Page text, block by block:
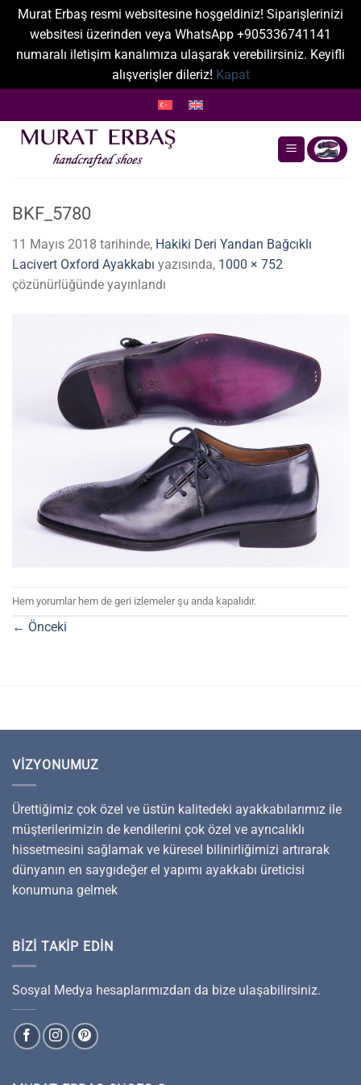
Murat Erbaş resmi websitesine hoşgeldiniz! Siparişlerinizi
websitesi üzerinden veya WhatsApp +905336741141
numaralı iletişim kanalımıza ulaşarak verebilirsiniz. Keyifli
alışverişler dileriz! Kapat
atla
BKF_5780
11 Mayıs 2018 tarihinde, Hakiki Deri Yandan Bağcıklı
Lacivert Oxford Ayakkabı yazısında, 1000 × 752
çözünürlüğünde yayınlandı
Hem yorumlar hem de geri izlemeler şu anda kapalıdır.
← Önceki
VIZYONUMUZ
Ürettiğimiz çok özel ve üstün kalitedeki ayakkabılarımız ile
müşterilerimizin de kendilerini çok özel ve ayrıcalıklı
hissetmesini sağlamak ve küresel bilinirliğimizi artırarak
dünyanın en saygıdeğer el yapımı ayakkabı üreticisi
konumuna gelmek
BIZI TAKIP EDIN
Sosyal Medya hesaplarımızdan da bize ulaşabilirsiniz.